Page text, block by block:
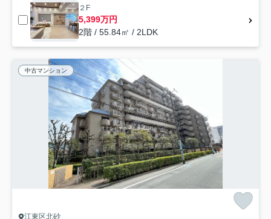
２F
5,399万円
2階 / 55.84㎡ / 2LDK
中古マンション
江東区北砂